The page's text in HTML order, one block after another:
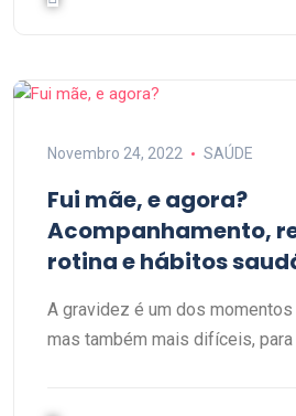
Novembro 24, 2022 SAÚDE
Fui mãe, e agora?
Acompanhamento,
rotina e hábitos
A gravidez é um dos
mas também mais difíceis,